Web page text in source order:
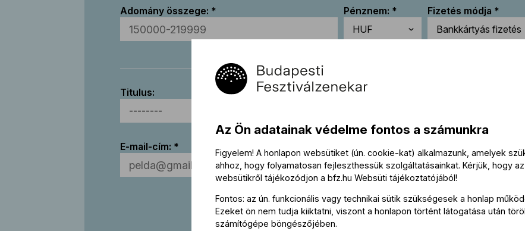
Adomány összege: Pénznem: Fizetés módja
Titulus: Keresztnév:
E-mail-cím:
Elfogadom aBFZ Adatkezelési tájékoztatóját
Az Ön adatainak védelme fontos a számunkra
Figyelem! A honlapon websütiket (ún. cookie-kat) alkalmazunk, amelyek
ahhoz, hogy folyamatosan fejleszthessük szolgáltatásainkat. Kérjük, hogy
websütikről tájékozódjon a bfz.hu Websüti tájékoztatójából!
Fontos: az ún. funkcionális vagy technikai sütik szükségesek a honlap
Ezeket ön nem tudja kiiktatni, viszont a honlapon történt látogatása után
számítógépe böngészőjében.